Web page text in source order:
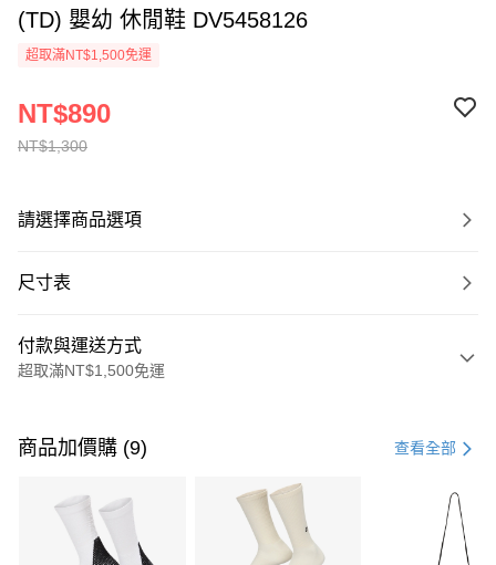
(TD) 嬰幼 休閒鞋 DV5458126
超取滿NT$1,500免運
NT$1,300
NT$890
請選擇商品選項
尺寸表
付款與運送方式
超取滿NT$1,500免運
信用卡一次付款
3 期 0 利率 每期 21家銀行
合作金庫商業銀行
第一商業銀行
商品加價購 (9) 查看全部